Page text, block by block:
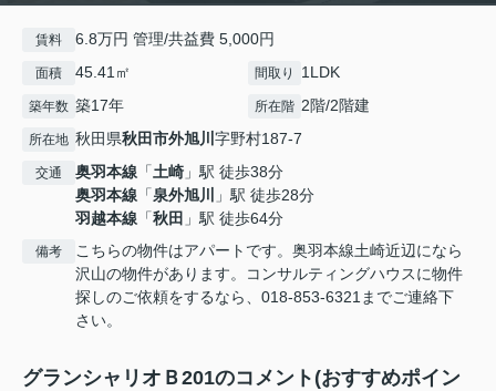
賃料 6.8万円 管理/共益費 5,000円
面積 45.41㎡ 間取り 1LDK
築年数 築17年 所在階 2階/2階建
所在地 秋田県秋田市外旭川 字野村187-7
交通 奥羽本線 「土崎 」駅 徒歩38分
奥羽本線 「泉外旭川
」駅 徒歩28分
羽越本線 「秋田 」駅 徒歩64分
備考
こちらの物件はアパートです。奥羽本線土崎近辺になら
沢山の物件があります。コンサルティングハウスに物件
探しのご依頼をするなら、018-853-6321までご連絡下
さい。
グランシャリオＢ201のコメント(おすすめポイン